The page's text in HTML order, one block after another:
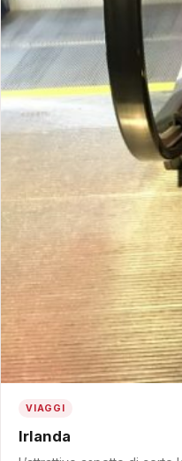
VIAGGI
Irlanda